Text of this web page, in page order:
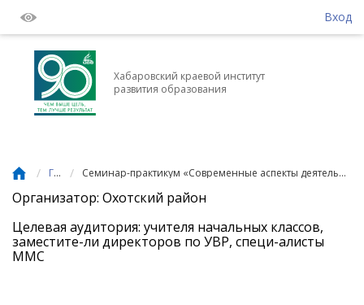
Вход
Хабаровский краевой институт
развития образования
/ Главная / Семинар-практикум «Современные аспекты деятельности учителей начальных классов в условиях реализации требований ФГОС НОО. Первый опыт. Проблемы»
Организатор: Охотский район
Целевая аудитория: учителя начальных классов,
заместите-ли директоров по УВР, специ-алисты
ММС